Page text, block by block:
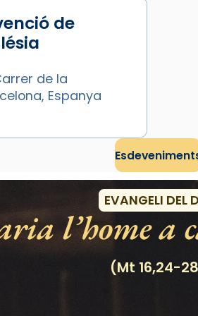
de
de la
Espanya
EVANGELI DEL
l’home a
(Mt 16,24-